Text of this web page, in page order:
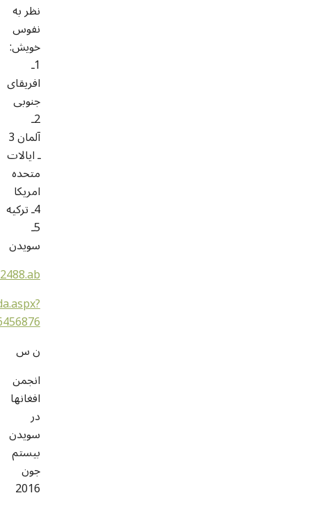
نظر به
نفوس
خویش:
1ـ
افریقای
جنوبی
2ـ
آلمان 3
ـ ایالات
متحده
امریکا
4ـ ترکیه
5ـ
سویدن
ن س
انجمن
افغانها
در
سویدن
بیستم
جون
2016